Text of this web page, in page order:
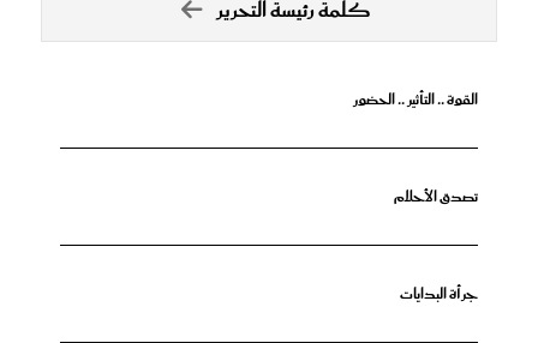
كلمة رئيسة التحرير
القوة .. التأثير .. الحضور
تصدق الأحلام
جرأة البدايات